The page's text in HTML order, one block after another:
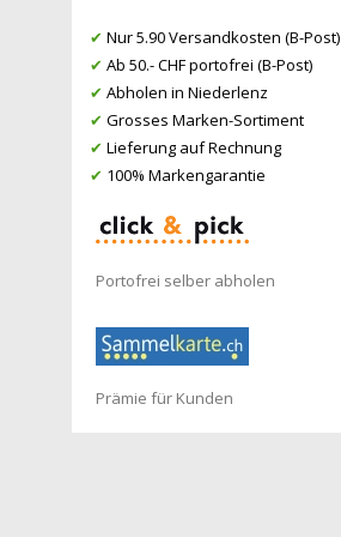
✔ Nur 5.90 Versandkosten (B-Post)
✔ Ab 50.- CHF portofrei (B-Post)
✔ Abholen in Niederlenz
✔ Grosses Marken-Sortiment
✔ Lieferung auf Rechnung
✔ 100% Markengarantie
Portofrei selber abholen
Prämie für Kunden